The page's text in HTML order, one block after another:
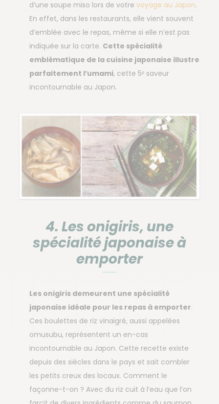
d’une soupe miso lors de votre voyage au Japon.
En effet, dans les restaurants, elle vient souvent
d’emblée avec le repas, même si elle n’est pas
indiquée sur la carte. Cette spécialité
emblématique de la cuisine japonaise illustre
parfaitement l’umami, cette 5ᵉ saveur
incontournable au Japon.
4. Les onigiris, une
spécialité japonaise à
emporter
Les onigiris demeurent une spécialité
japonaise idéale pour les repas à emporter.
Ces boulettes de riz vinaigré, aussi appelées
omusubu, représentent un en-cas
incontournable au Japon. Cette recette existe
depuis des siècles dans le pays et sait combler
les petits creux des locaux. Comment le
façonne-t-on ? Avec du riz cuit à l’eau que l’on